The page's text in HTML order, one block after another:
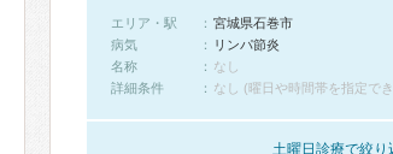
エリア・駅
宮城県石巻市
病気
リンパ節炎
名称
なし
詳細条件
なし (曜日や時間帯を指定で
土曜日診療で絞り